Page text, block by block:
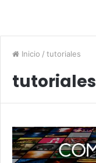
Inicio / tutoriales
tutoriales